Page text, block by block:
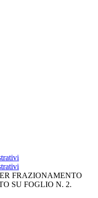
FRAZIONAMENTO
SU FOGLIO N. 2.